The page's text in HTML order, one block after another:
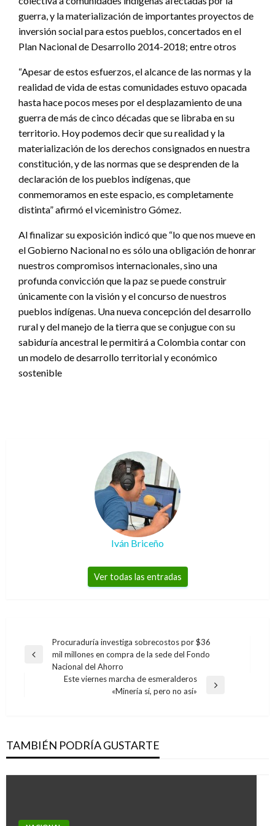
guerra, y la materialización de importantes proyectos de
inversión social para estos pueblos, concertados en el
Plan Nacional de Desarrollo 2014-2018; entre otros
“Apesar de estos esfuerzos, el alcance de las normas y la
realidad de vida de estas comunidades estuvo opacada
hasta hace pocos meses por el desplazamiento de una
guerra de más de cinco décadas que se libraba en su
territorio. Hoy podemos decir que su realidad y la
materialización de los derechos consignados en nuestra
constitución, y de las normas que se desprenden de la
declaración de los pueblos indígenas, que
conmemoramos en este espacio, es completamente
distinta” afirmó el viceministro Gómez.
Al finalizar su exposición indicó que “lo que nos mueve en
el Gobierno Nacional no es sólo una obligación de honrar
nuestros compromisos internacionales, sino una
profunda convicción que la paz se puede construir
únicamente con la visión y el concurso de nuestros
pueblos indígenas. Una nueva concepción del desarrollo
rural y del manejo de la tierra que se conjugue con su
sabiduría ancestral le permitirá a Colombia contar con
un modelo de desarrollo territorial y económico
sostenible
Iván Briceño
Ver todas las entradas
Navegación
de
entradas
Entrada
anterior
Procuraduría investiga sobrecostos por $36
mil millones en compra de la sede del Fondo
Nacional del Ahorro
Este viernes marcha de esmeralderos
«Minería sí, pero no así»
TAMBIÉN PODRÍA GUSTARTE